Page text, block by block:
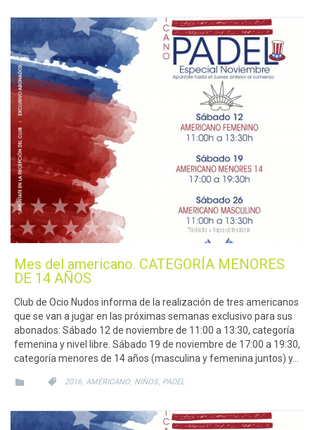
Mes del americano. CATEGORÍA MENORES
DE 14 AÑOS
Club de Ocio Nudos informa de la realización de tres americanos
que se van a jugar en las próximas semanas exclusivo para sus
abonados: Sábado 12 de noviembre de 11:00 a 13:30, categoría
femenina y nivel libre. Sábado 19 de noviembre de 17:00 a 19:30,
categoría menores de 14 años (masculina y femenina juntos) y…
 CATEGORY
 CATEGORY
2016, AMERICANO, NIÑOS, PADEL